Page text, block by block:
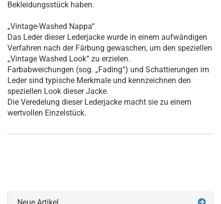
Bekleidungsstück haben.
„Vintage-Washed Nappa“
Das Leder dieser Lederjacke wurde in einem aufwändigen
Verfahren nach der Färbung gewaschen, um den speziellen
„Vintage Washed Look“ zu erzielen.
Farbabweichungen (sog. „Fading“) und Schattierungen im
Leder sind typische Merkmale und kennzeichnen den
speziellen Look dieser Jacke.
Die Veredelung dieser Lederjacke macht sie zu einem
wertvollen Einzelstück.